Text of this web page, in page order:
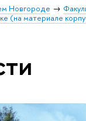
Новгороде
(на материале